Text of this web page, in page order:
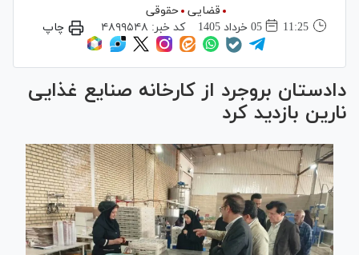
قضایی حقوقی
11:25
05 خرداد 1405 کد خبر: ۴۸۹۹۵۴۸ چاپ
دادستان بروجرد از کارخانه صنایع غذایی
نارین بازدید کرد